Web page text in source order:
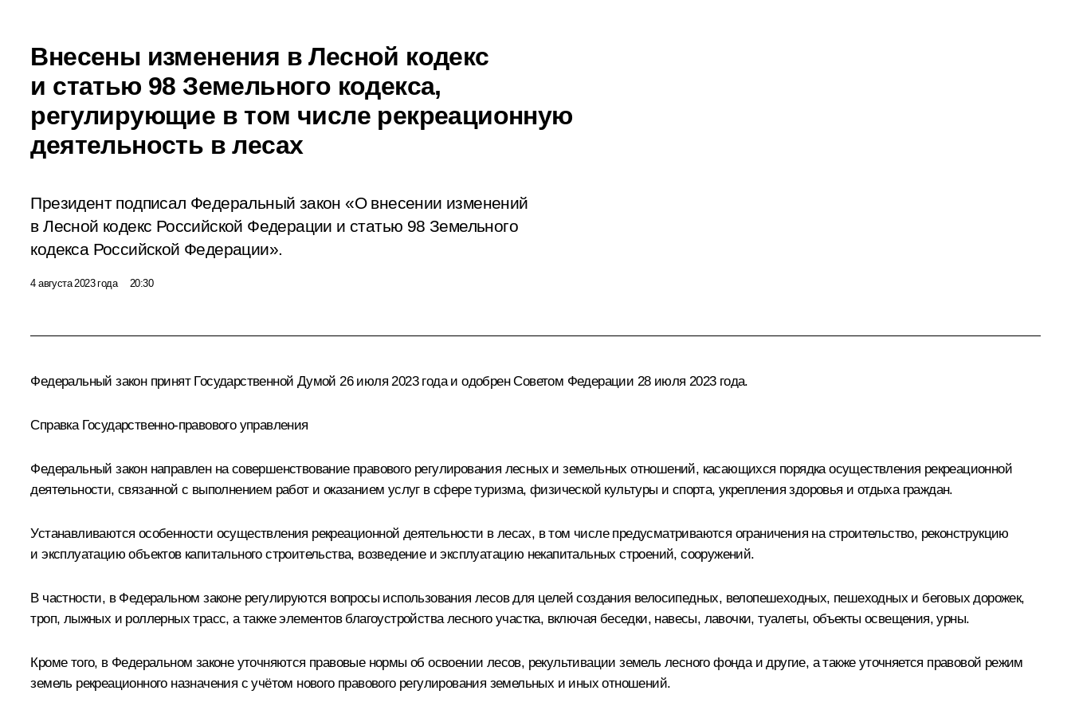
Внесены изменения в Лесной кодекс
и статью 98 Земельного кодекса,
регулирующие в том числе рекреационную
деятельность в лесах
Президент подписал Федеральный закон «О внесении изменений
в Лесной кодекс Российской Федерации и статью 98 Земельного
кодекса Российской Федерации».
4 августа 2023 года 20:30
Федеральный закон принят Государственной Думой 26 июля 2023 года и одобрен Советом Федерации 28 июля 2023 года.
Справка Государственно-правового управления
Федеральный закон направлен на совершенствование правового регулирования лесных и земельных отношений, касающихся порядка осуществления рекреационной
деятельности, связанной с выполнением работ и оказанием услуг в сфере туризма, физической культуры и спорта, укрепления здоровья и отдыха граждан.
Устанавливаются особенности осуществления рекреационной деятельности в лесах, в том числе предусматриваются ограничения на строительство, реконструкцию
и эксплуатацию объектов капитального строительства, возведение и эксплуатацию некапитальных строений, сооружений.
В частности, в Федеральном законе регулируются вопросы использования лесов для целей создания велосипедных, велопешеходных, пешеходных и беговых дорожек,
троп, лыжных и роллерных трасс, а также элементов благоустройства лесного участка, включая беседки, навесы, лавочки, туалеты, объекты освещения, урны.
Кроме того, в Федеральном законе уточняются правовые нормы об освоении лесов, рекультивации земель лесного фонда и другие, а также уточняется правовой режим
земель рекреационного назначения с учётом нового правового регулирования земельных и иных отношений.